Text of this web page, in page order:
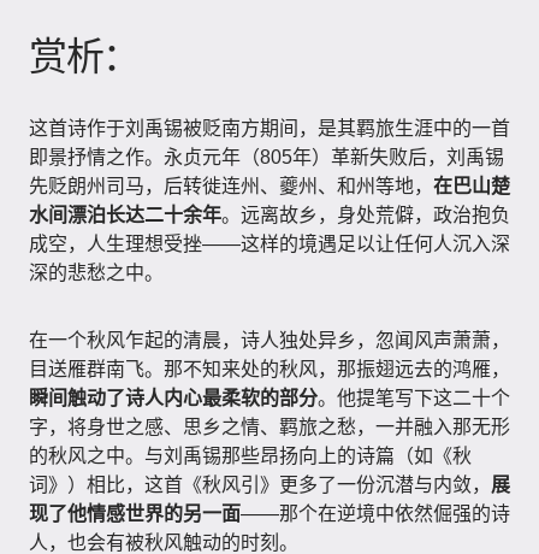
赏析：
这首诗作于刘禹锡被贬南方期间，是其羁旅生涯中的一首
即景抒情之作。永贞元年（805年）革新失败后，刘禹锡
先贬朗州司马，后转徙连州、夔州、和州等地， 在巴山楚
水间漂泊长达二十余年。远离故乡，身处荒僻，政治抱负
成空，人生理想受挫——这样的境遇足以让任何人沉入深
深的悲愁之中。
在一个秋风乍起的清晨，诗人独处异乡，忽闻风声萧萧，
目送雁群南飞。那不知来处的秋风，那振翅远去的鸿雁，
瞬间触动了诗人内心最柔软的部分。他提笔写下这二十个
字，将身世之感、思乡之情、羁旅之愁，一并融入那无形
的秋风之中。与刘禹锡那些昂扬向上的诗篇（如《秋
词》）相比，这首《秋风引》更多了一份沉潜与内敛， 展
现了他情感世界的另一面——那个在逆境中依然倔强的诗
人，也会有被秋风触动的时刻。